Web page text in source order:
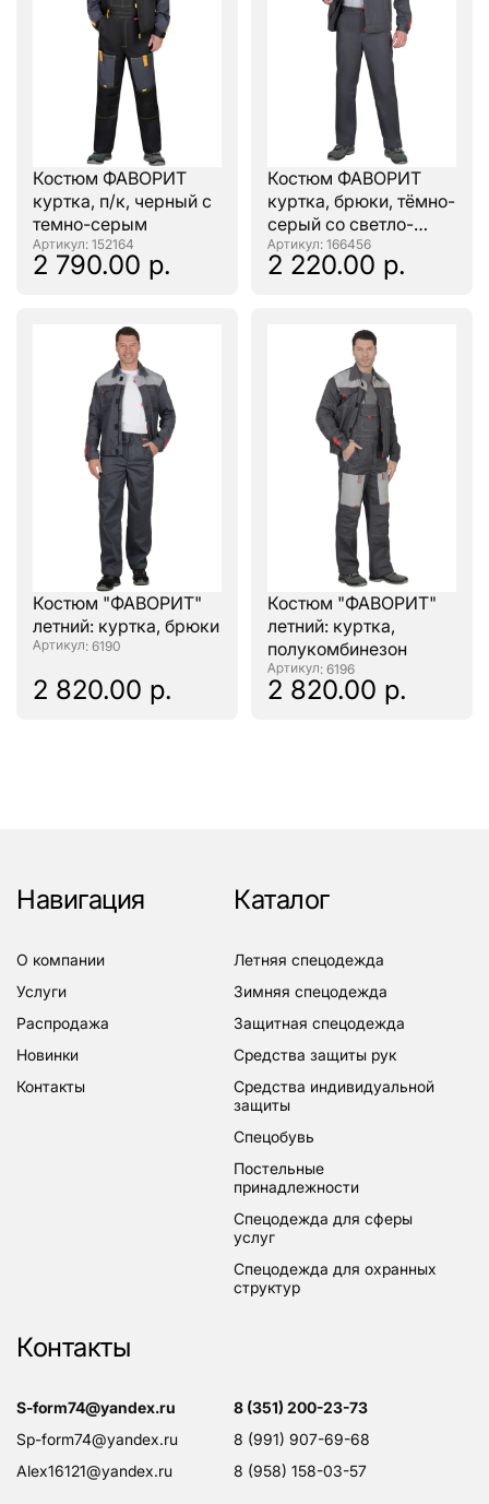
Костюм ФАВОРИТ
куртка, п/к, черный с
темно-серым
: 152164
2 790.00 р.
Костюм ФАВОРИТ
куртка, брюки, тёмно-
серый со светло-
серым и красным
: 166456
2 220.00 р.
Костюм "ФАВОРИТ"
летний: куртка, брюки
: 6190
2 820.00 р.
Костюм "ФАВОРИТ"
летний: куртка,
полукомбинезон
: 6196
2 820.00 р.
Навигация
о компании
услуги
распродажа
новинки
контакты
Каталог
летняя спецодежда
зимняя спецодежда
защитная спецодежда
средства защиты рук
средства индивидуальной
защиты
спецобувь
постельные
принадлежности
спецодежда для сферы
услуг
спецодежда для охранных
структур
Контакты
s-form74@yandex.ru
sp-form74@yandex.ru
alex16121@yandex.ru
8 (351) 200-23-73
8 (991) 907-69-68
8 (958) 158-03-57